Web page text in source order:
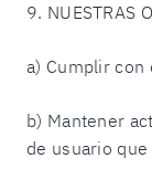
9. NUESTRAS
a) Cumplir
b) Mantener
de usuario